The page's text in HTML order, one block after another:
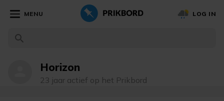
MENU LOG IN
Horizon
23 jaar actief op het Prikbord